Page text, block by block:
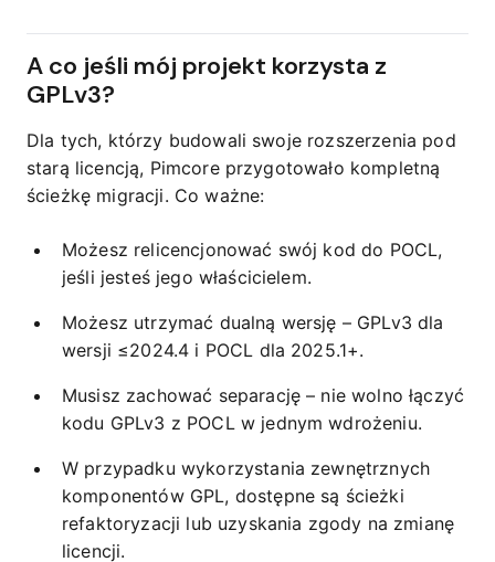
A co jeśli mój projekt korzysta z
GPLv3?
Dla tych, którzy budowali swoje rozszerzenia pod
starą licencją, Pimcore przygotowało kompletną
ścieżkę migracji. Co ważne:
Możesz relicencjonować swój kod do POCL,
jeśli jesteś jego właścicielem.
Możesz utrzymać dualną wersję – GPLv3 dla
wersji ≤2024.4 i POCL dla 2025.1+.
Musisz zachować separację – nie wolno łączyć
kodu GPLv3 z POCL w jednym wdrożeniu.
W przypadku wykorzystania zewnętrznych
komponentów GPL, dostępne są ścieżki
refaktoryzacji lub uzyskania zgody na zmianę
licencji.